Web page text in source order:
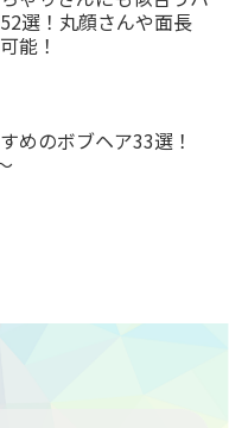
選！丸顔さんや面長
能！
めのボブヘア33選！